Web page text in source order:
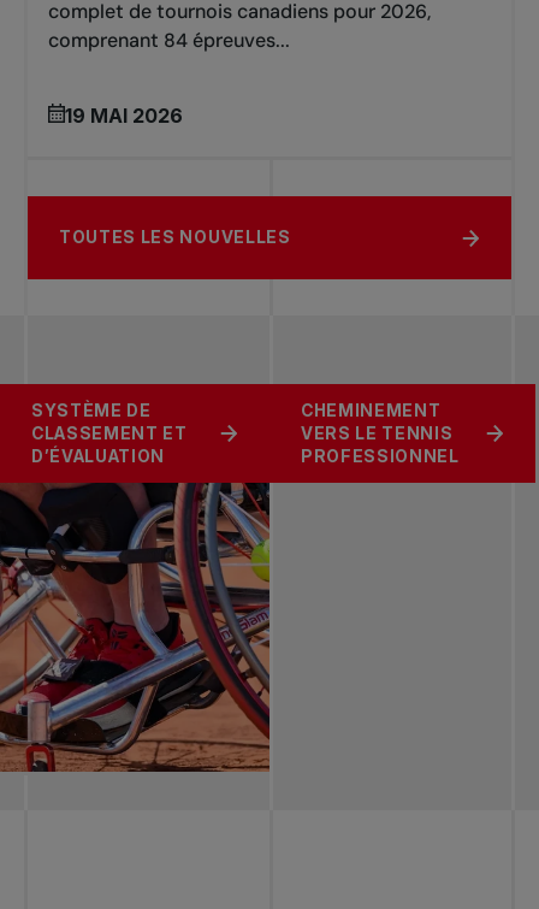
complet de tournois canadiens pour 2026,
comprenant 84 épreuves...
19 MAI 2026
TOUTES LES NOUVELLES
SYSTÈME DE
CLASSEMENT ET
D’ÉVALUATION
CHEMINEMENT
VERS LE TENNIS
PROFESSIONNEL